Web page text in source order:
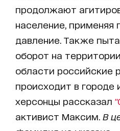
продолжают
население, применяя
давление. Также
оборот на
области российские
происходит в
херсонцы рассказал
активист Максим. В